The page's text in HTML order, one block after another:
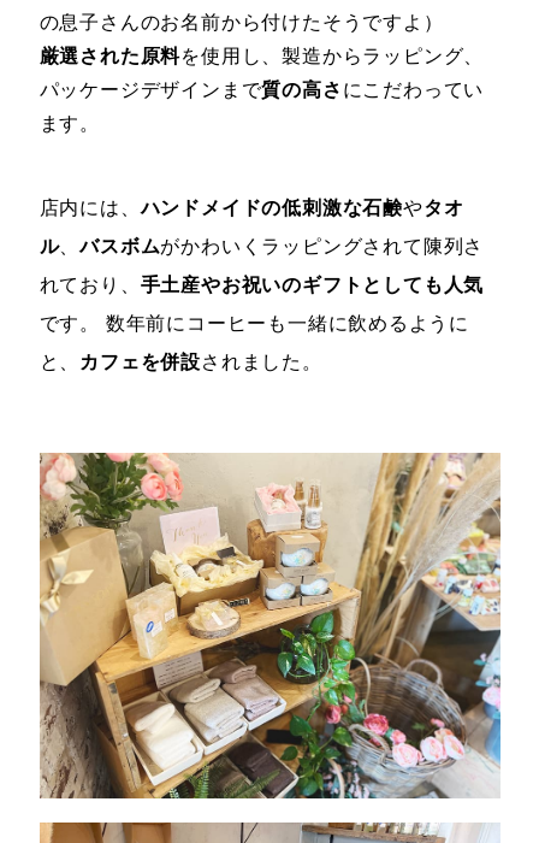
の息子さんのお名前から付けたそうですよ）
厳選された原料を使用し、製造からラッピング、
パッケージデザインまで質の高さにこだわってい
ます。
店内には、ハンドメイドの低刺激な石鹸やタオ
ル、バスボムがかわいくラッピングされて陳列さ
れており、 手土産やお祝いのギフトとしても人気
です。 数年前にコーヒーも一緒に飲めるように
と、 カフェを併設されました。